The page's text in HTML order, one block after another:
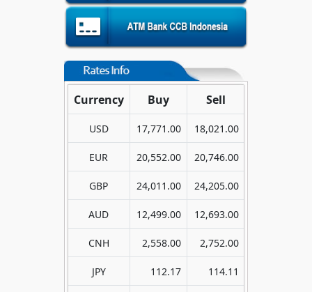
Currency Buy Sell
USD 17,771.00 18,021.00
EUR 20,552.00 20,746.00
GBP 24,011.00 24,205.00
AUD 12,499.00 12,693.00
CNH 2,558.00 2,752.00
JPY 112.17 114.11